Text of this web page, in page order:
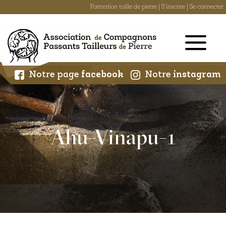
Formation taille de pierre S'inscrire Se connecter
content
Notre page facebook Notre instagram
Ahu-Vinapu-1